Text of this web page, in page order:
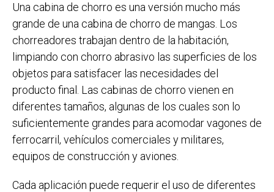
Una cabina de chorro es una versión mucho más
grande de una cabina de chorro de mangas. Los
chorreadores trabajan dentro de la habitación,
limpiando con chorro abrasivo las superficies de los
objetos para satisfacer las necesidades del
producto final. Las cabinas de chorro vienen en
diferentes tamaños, algunas de los cuales son lo
suficientemente grandes para acomodar vagones de
ferrocarril, vehículos comerciales y militares,
equipos de construcción y aviones.
Cada aplicación puede requerir el uso de diferentes